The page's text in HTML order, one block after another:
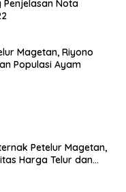
Penjelasan Nota
Magetan, Riyono
Populasi Ayam
Petelur Magetan,
Harga Telur dan